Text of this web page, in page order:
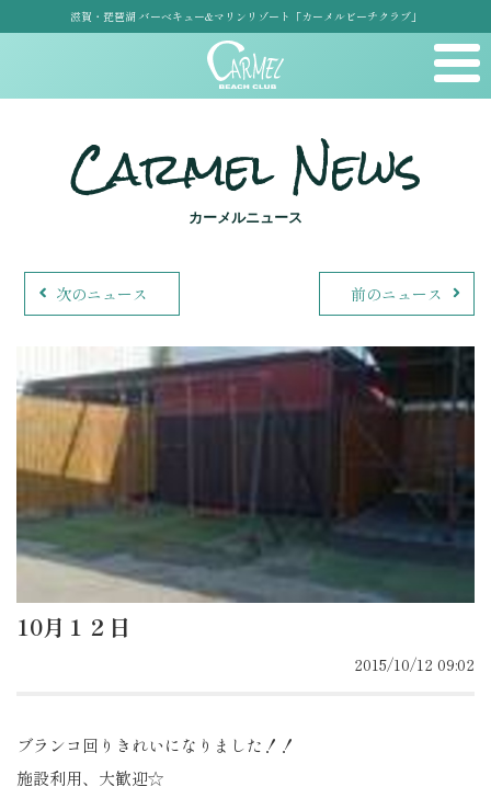
滋賀・琵琶湖 バーベキュー&マリンリゾート「カーメルビーチクラブ」
Carmel News
カーメルニュース
次のニュース 前のニュース
10月１２日
2015/10/12 09:02
ブランコ回りきれいになりました！！
施設利用、大歓迎☆